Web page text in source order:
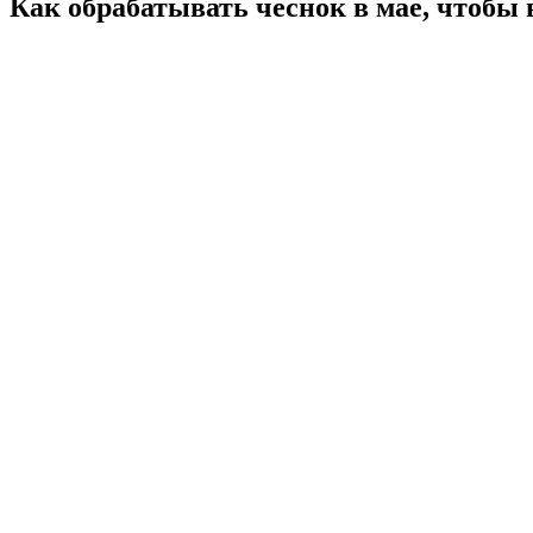
Как обрабатывать чеснок в мае,